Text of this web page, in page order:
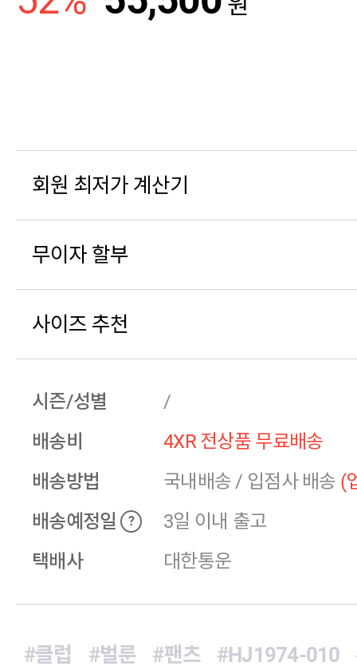
회원 최저가 계산기
무이자 할부
사이즈 추천
시즌/성별
/
배송비
4XR 전상품 무료배송
배송방법
국내배송 / 입점사 배송 (
배송예정일
?
3일 이내 출고
택배사
대한통운
#클럽 #벌룬 #팬츠 #HJ1974-010